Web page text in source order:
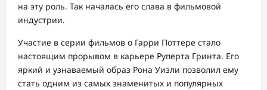
на эту роль. Так началась его слава в фильмовой
индустрии.
Участие в серии фильмов о Гарри Поттере стало
настоящим прорывом в карьере Руперта Гринта. Его
яркий и узнаваемый образ Рона Уизли позволил ему
стать одним из самых знаменитых и популярных